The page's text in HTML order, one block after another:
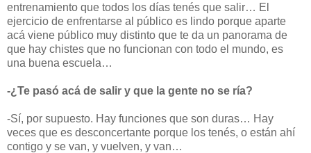
entrenamiento que todos los días tenés que salir… El
ejercicio de enfrentarse al público es lindo porque aparte
acá viene público muy distinto que te da un panorama de
que hay chistes que no funcionan con todo el mundo, es
una buena escuela…
-¿Te pasó acá de salir y que la gente no se ría?
-Sí, por supuesto. Hay funciones que son duras… Hay
veces que es desconcertante porque los tenés, o están ahí
contigo y se van, y vuelven, y van…